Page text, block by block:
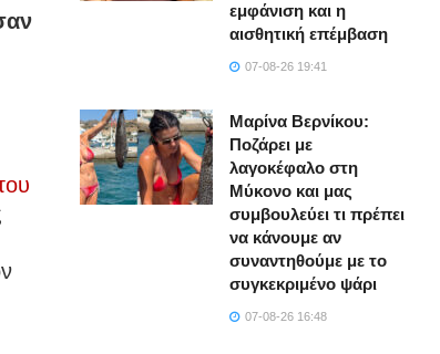
εμφάνιση και η
αισθητική επέμβαση
07-08-26 19:41
Μαρίνα Βερνίκου:
Ποζάρει με
λαγοκέφαλο στη
Μύκονο και μας
συμβουλεύει τι πρέπει
να κάνουμε αν
συναντηθούμε με το
συγκεκριμένο ψάρι
07-08-26 16:48